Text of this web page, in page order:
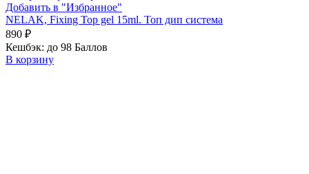
Добавить в "Избранное"
NELAK, Fixing Top gel 15ml. Топ дип система
890 ₽
Кешбэк: до 98 Баллов
В корзину